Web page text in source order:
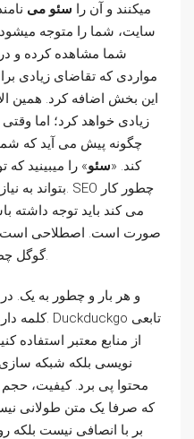
میکنند و آن را سئو می
سایت، شما را متوجه
شما مشاهده کرده و
مواردی که تقاضای زیادی
این بخش اضافه کرد. همین
زیادی خواهد کرد؛ اما وقتی
چگونه پیش می آید که
کند. «سئو» را میبینید که توجه
بتواند به
می­ کند باید توجه داشته
صورت است. اصطلاحی است
گوگل چطور فکر میکند و چه اهدافی دارد.
از منابع معتبر استفاده
نویسی بلکه شبکه سازی
محتوا پی برد. کیفیت،
که صرفا یک متن طولانی
بر با انصافی نیست بلکه